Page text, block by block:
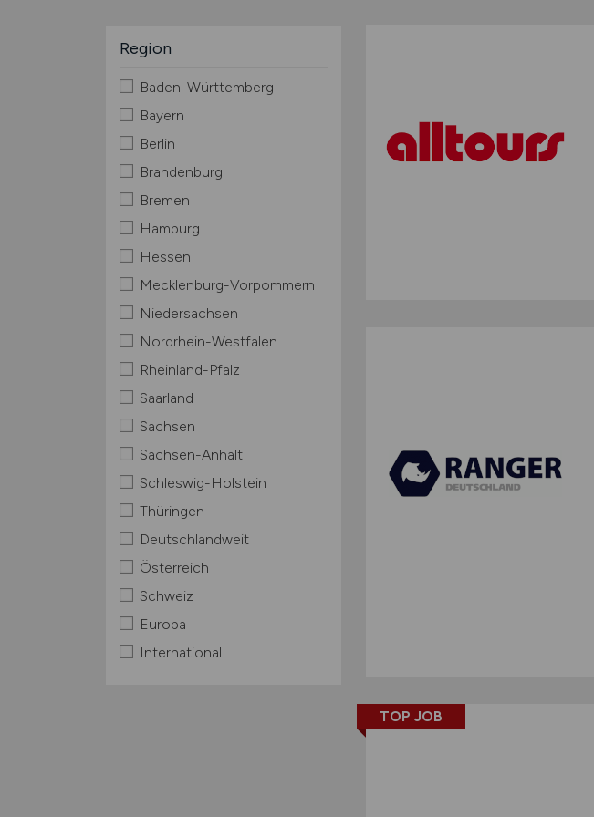
Region
Baden-Württemberg
Bayern
Berlin
Brandenburg
Bremen
Hamburg
Hessen
Mecklenburg-Vorpommern
Niedersachsen
Nordrhein-Westfalen
Rheinland-Pfalz
Saarland
Sachsen
Sachsen-Anhalt
Schleswig-Holstein
Thüringen
Deutschlandweit
Österreich
Schweiz
Europa
International
TOP JOB